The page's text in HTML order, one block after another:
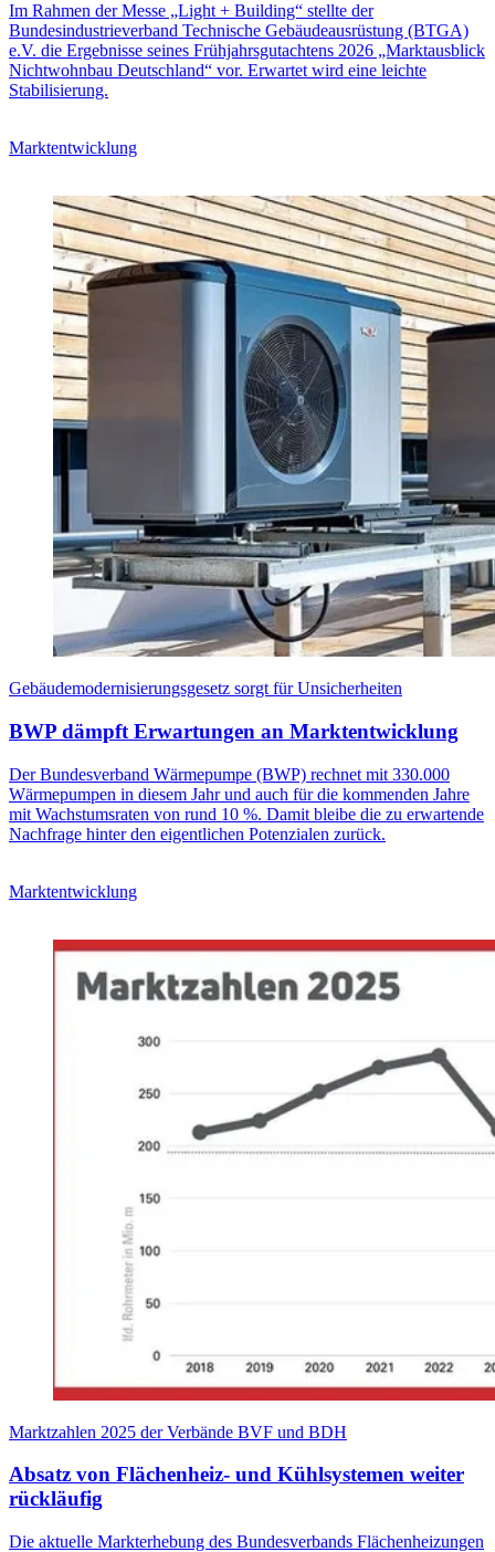
Im Rahmen der Messe „Light + Building“ stellte der
Bundesindustrieverband Technische Gebäudeausrüstung (BTGA)
e.V. die Ergebnisse seines Frühjahrsgutachtens 2026 „Marktausblick
Nichtwohnbau Deutschland“ vor. Erwartet wird eine leichte
Stabilisierung.
Marktentwicklung
Gebäudemodernisierungsgesetz sorgt für Unsicherheiten
BWP dämpft Erwartungen an Marktentwicklung
Der Bundesverband Wärmepumpe (BWP) rechnet mit 330.000
Wärmepumpen in diesem Jahr und auch für die kommenden Jahre
mit Wachstumsraten von rund 10 %. Damit bleibe die zu erwartende
Nachfrage hinter den eigentlichen Potenzialen zurück.
Marktentwicklung
Marktzahlen 2025 der Verbände BVF und BDH
Absatz von Flächenheiz- und Kühlsystemen weiter
rückläufig
Die aktuelle Markterhebung des Bundesverbands Flächenheizungen